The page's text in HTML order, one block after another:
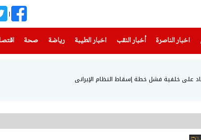
اخبار الناصرة
(current) أخبار النقب اخبار الطيبة(current) رياضة
(current) صحة(current)
على خلفية فشل خطة إسقاط النظام الإيراني